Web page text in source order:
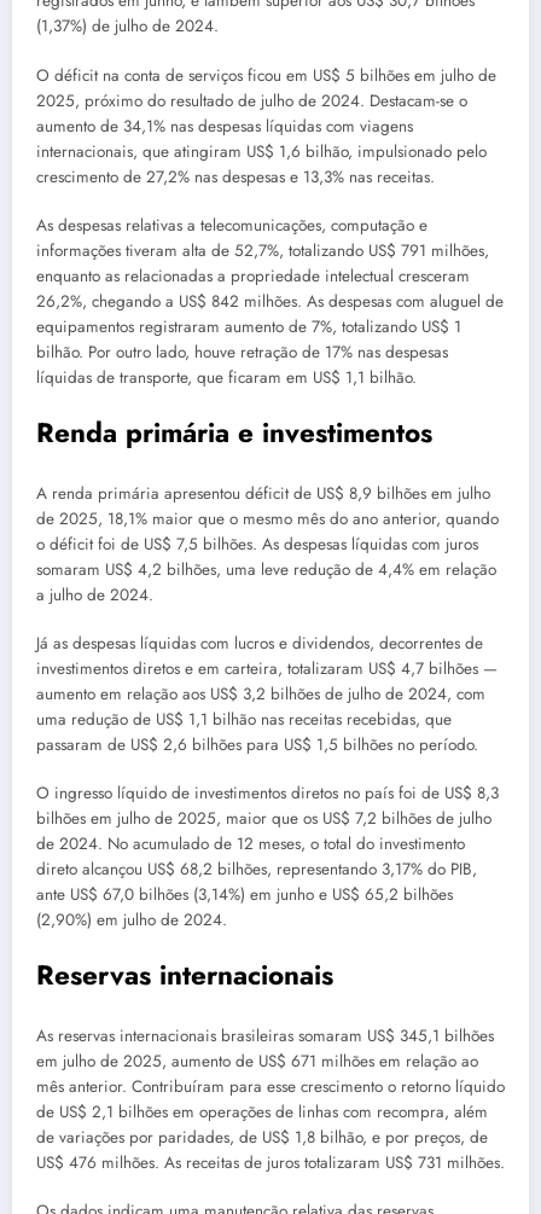
(1,37%) de julho de 2024.
O déficit na conta de serviços ficou em US$ 5 bilhões em julho de
2025, próximo do resultado de julho de 2024. Destacam-se o
aumento de 34,1% nas despesas líquidas com viagens
internacionais, que atingiram US$ 1,6 bilhão, impulsionado pelo
crescimento de 27,2% nas despesas e 13,3% nas receitas.
As despesas relativas a telecomunicações, computação e
informações tiveram alta de 52,7%, totalizando US$ 791 milhões,
enquanto as relacionadas a propriedade intelectual cresceram
26,2%, chegando a US$ 842 milhões. As despesas com aluguel de
equipamentos registraram aumento de 7%, totalizando US$ 1
bilhão. Por outro lado, houve retração de 17% nas despesas
líquidas de transporte, que ficaram em US$ 1,1 bilhão.
Renda primária e investimentos
A renda primária apresentou déficit de US$ 8,9 bilhões em julho
de 2025, 18,1% maior que o mesmo mês do ano anterior, quando
o déficit foi de US$ 7,5 bilhões. As despesas líquidas com juros
somaram US$ 4,2 bilhões, uma leve redução de 4,4% em relação
a julho de 2024.
Já as despesas líquidas com lucros e dividendos, decorrentes de
investimentos diretos e em carteira, totalizaram US$ 4,7 bilhões —
aumento em relação aos US$ 3,2 bilhões de julho de 2024, com
uma redução de US$ 1,1 bilhão nas receitas recebidas, que
passaram de US$ 2,6 bilhões para US$ 1,5 bilhões no período.
O ingresso líquido de investimentos diretos no país foi de US$ 8,3
bilhões em julho de 2025, maior que os US$ 7,2 bilhões de julho
de 2024. No acumulado de 12 meses, o total do investimento
direto alcançou US$ 68,2 bilhões, representando 3,17% do PIB,
ante US$ 67,0 bilhões (3,14%) em junho e US$ 65,2 bilhões
(2,90%) em julho de 2024.
Reservas internacionais
As reservas internacionais brasileiras somaram US$ 345,1 bilhões
em julho de 2025, aumento de US$ 671 milhões em relação ao
mês anterior. Contribuíram para esse crescimento o retorno líquido
de US$ 2,1 bilhões em operações de linhas com recompra, além
de variações por paridades, de US$ 1,8 bilhão, e por preços, de
US$ 476 milhões. As receitas de juros totalizaram US$ 731 milhões.